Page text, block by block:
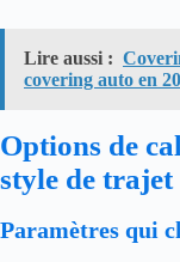
Lire aussi :
covering auto en
Options de
style de trajet
Paramètres qui